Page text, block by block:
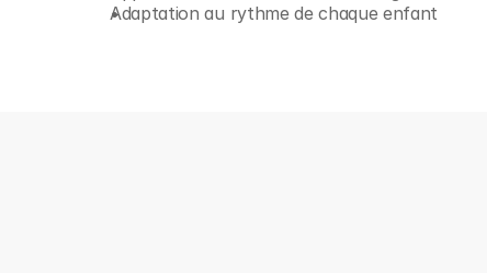
Adaptation au rythme de chaque enfant